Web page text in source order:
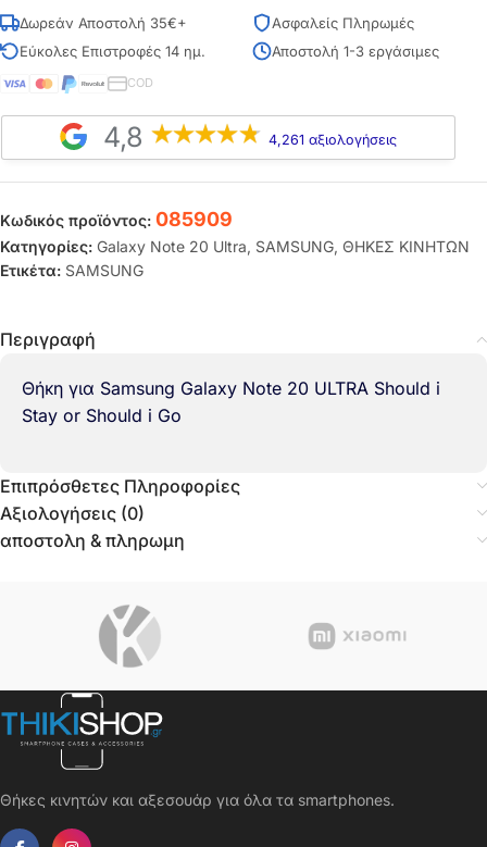
Δωρεάν Αποστολή 35€+
Ασφαλείς Πληρωμές
Εύκολες Επιστροφές 14 ημ.
Αποστολή 1-3 εργάσιμες
COD
4,8 4,261 αξιολογήσεις
Κωδικός προϊόντος: 085909
Κατηγορίες: Galaxy Note 20 Ultra, SAMSUNG, ΘΗΚΕΣ ΚΙΝΗΤΩΝ
Ετικέτα: SAMSUNG
Περιγραφή
Θήκη για Samsung Galaxy Note 20 ULTRA Should i
Stay or Should i Go
Επιπρόσθετες Πληροφορίες
Αξιολογήσεις (0)
αποστολη & πληρωμη
Θήκες κινητών και αξεσουάρ για όλα τα smartphones.